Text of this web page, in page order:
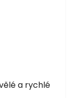
a rychlé